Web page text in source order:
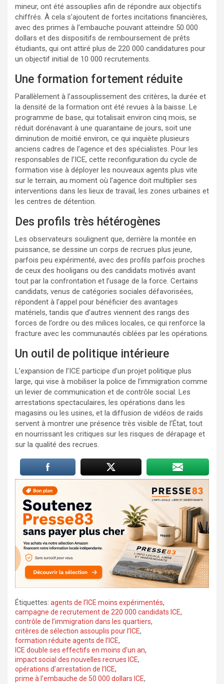
mineur, ont été assouplies afin de répondre aux objectifs
chiffrés. À cela s’ajoutent de fortes incitations financières,
avec des primes à l’embauche pouvant atteindre 50 000
dollars et des dispositifs de remboursement de prêts
étudiants, qui ont attiré plus de 220 000 candidatures pour
un objectif initial de 10 000 recrutements.
Une formation fortement réduite
Parallèlement à l’assouplissement des critères, la durée et
la densité de la formation ont été revues à la baisse. Le
programme de base, qui totalisait environ cinq mois, se
réduit dorénavant à une quarantaine de jours, soit une
diminution de moitié environ, ce qui inquiète plusieurs
anciens cadres de l’agence et des spécialistes. Pour les
responsables de l’ICE, cette reconfiguration du cycle de
formation vise à déployer les nouveaux agents plus vite
sur le terrain, au moment où l’agence doit multiplier ses
interventions dans les lieux de travail, les zones urbaines et
les centres de détention.
Des profils très hétérogènes
Les observateurs soulignent que, derrière la montée en
puissance, se dessine un corps de recrues plus jeune,
parfois peu expérimenté, avec des profils parfois proches
de ceux des hooligans ou des candidats motivés avant
tout par la confrontation et l’usage de la force. Certains
candidats, venus de catégories sociales défavorisées,
répondent à l’appel pour bénéficier des avantages
matériels, tandis que d’autres viennent des rangs des
forces de l’ordre ou des milices locales, ce qui renforce la
fracture avec les communautés ciblées par les opérations.
Un outil de politique intérieure
L’expansion de l’ICE participe d’un projet politique plus
large, qui vise à mobiliser la police de l’immigration comme
un levier de communication et de contrôle social. Les
arrestations spectaculaires, les opérations dans les
magasins ou les usines, et la diffusion de vidéos de raids
servent à montrer une présence très visible de l’État, tout
en nourrissant les critiques sur les risques de dérapage et
sur la qualité des recrues.
Étiquettes: agents de l’ICE moins expérimentés,
campagne de recrutement de 220 000 candidats ICE,
contrôle de l’immigration dans les quartiers,
critères de sélection assouplis pour l’ICE,
formation réduite agents de l’ICE,
ICE double ses effectifs en moins d’un an,
impact social des nouvelles recrues ICE,
opérations d’arrestation de l’ICE,
prime à l’embauche de 50 000 dollars ICE,